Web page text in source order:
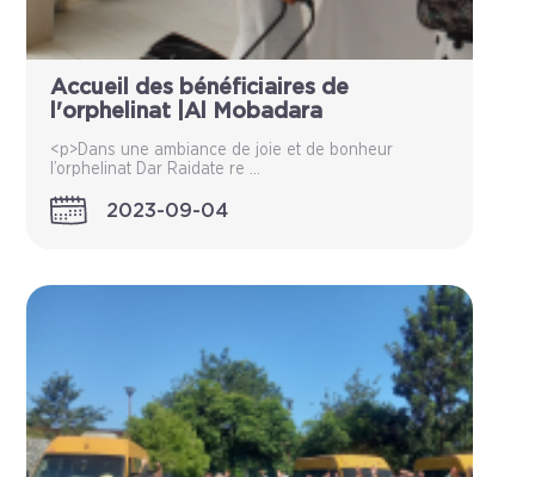
Accueil des bénéficiaires de
l'orphelinat |Al Mobadara
<p>Dans une ambiance de joie et de bonheur
l’orphelinat Dar Raidate re ...
2023-09-04